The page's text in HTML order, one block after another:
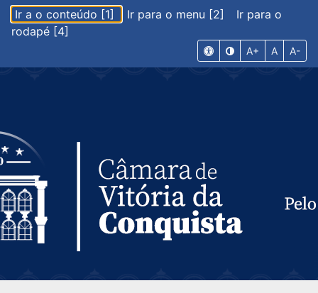
Ir a o conteúdo [1] Ir para o menu [2]
Ir para o
rodapé [4]
A+ A A-